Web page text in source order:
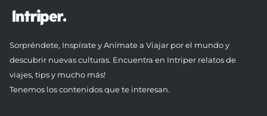
Sorpréndete, Inspírate y Anímate a Viajar por el mundo y
descubrir nuevas culturas. Encuentra en Intriper relatos de
viajes, tips y mucho más!
Tenemos los contenidos que te interesan.